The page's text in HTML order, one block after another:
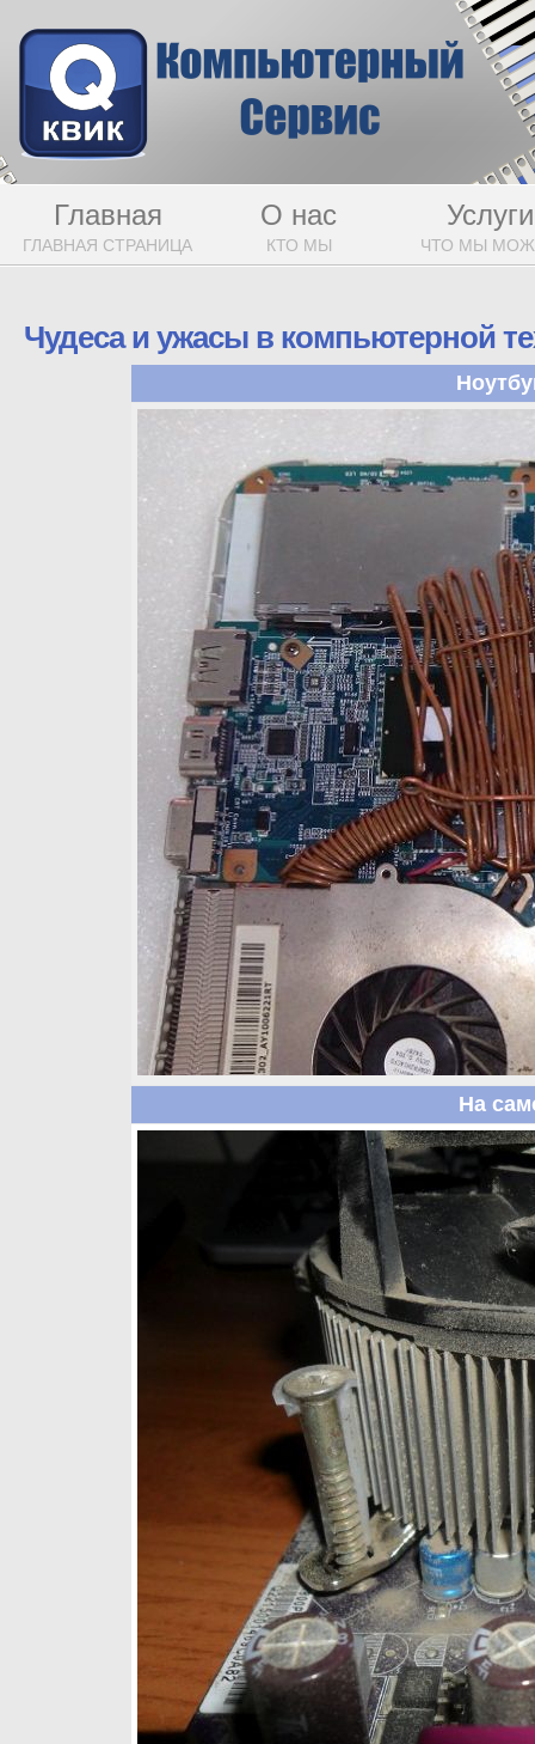
Главная
ГЛАВНАЯ СТРАНИЦА
О нас
КТО МЫ
Услуги
ЧТО МЫ
Чудеса и ужасы в компьютерной
На